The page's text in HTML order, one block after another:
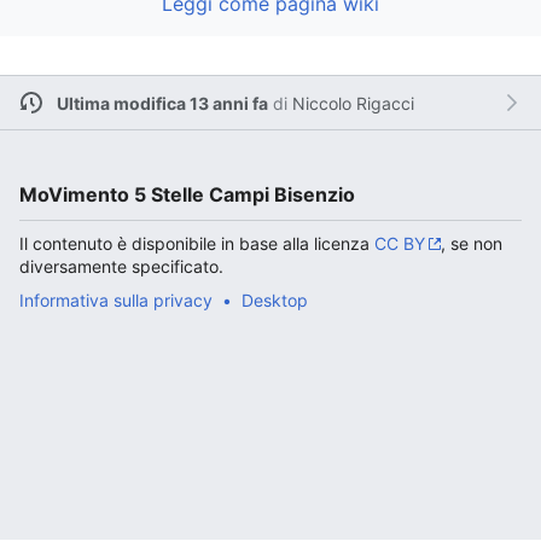
Ultima modifica 13 anni fadi Niccolo Rigacci
MoVimento 5 Stelle Campi Bisenzio
Il contenuto è disponibile in base alla licenza CC BY
, se non
diversamente specificato.
Informativa sulla privacy
Desktop